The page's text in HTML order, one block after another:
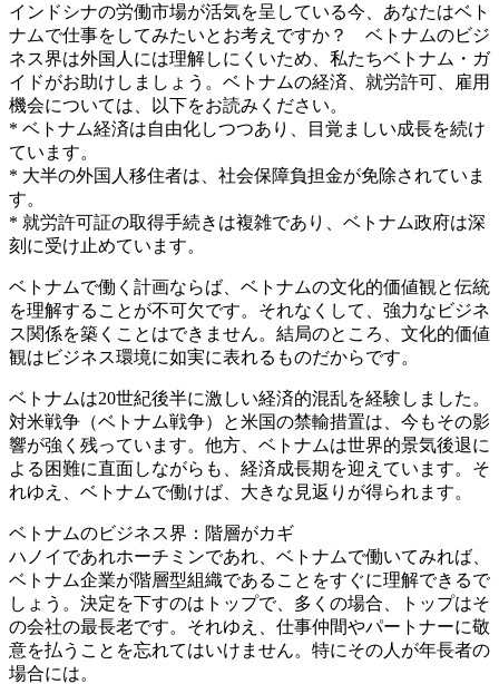
インドシナの労働市場が活気を呈している今、あなたはベト
ナムで仕事をしてみたいとお考えですか？ ベトナムのビジ
ネス界は外国人には理解しにくいため、私たちベトナム・ガ
イドがお助けしましょう。ベトナムの経済、就労許可、雇用
機会については、以下をお読みください。
* ベトナム経済は自由化しつつあり、目覚ましい成長を続け
ています。
* 大半の外国人移住者は、社会保障負担金が免除されていま
す。
* 就労許可証の取得手続きは複雑であり、ベトナム政府は深
刻に受け止めています。
ベトナムで働く計画ならば、ベトナムの文化的価値観と伝統
を理解することが不可欠です。それなくして、強力なビジネ
ス関係を築くことはできません。結局のところ、文化的価値
観はビジネス環境に如実に表れるものだからです。
ベトナムは20世紀後半に激しい経済的混乱を経験しました。
対米戦争（ベトナム戦争）と米国の禁輸措置は、今もその影
響が強く残っています。他方、ベトナムは世界的景気後退に
よる困難に直面しながらも、経済成長期を迎えています。そ
れゆえ、ベトナムで働けば、大きな見返りが得られます。
ベトナムのビジネス界：階層がカギ
ハノイであれホーチミンであれ、ベトナムで働いてみれば、
ベトナム企業が階層型組織であることをすぐに理解できるで
しょう。決定を下すのはトップで、多くの場合、トップはそ
の会社の最長老です。それゆえ、仕事仲間やパートナーに敬
意を払うことを忘れてはいけません。特にその人が年長者の
場合には。